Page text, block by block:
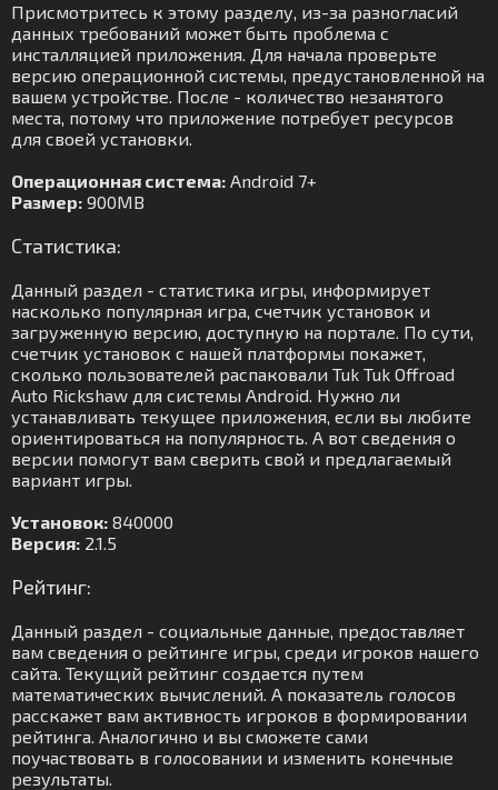
Присмотритесь к этому разделу, из-за разногласий
данных требований может быть проблема с
инсталляцией приложения. Для начала проверьте
версию операционной системы, предустановленной на
вашем устройстве. После - количество незанятого
места, потому что приложение потребует ресурсов
для своей установки.
Операционная система: Android 7+
Размер: 900MB
Статистика:
Данный раздел - статистика игры, информирует
насколько популярная игра, счетчик установок и
загруженную версию, доступную на портале. По сути,
счетчик установок с нашей платформы покажет,
сколько пользователей распаковали Tuk Tuk Offroad
Auto Rickshaw для системы Android. Нужно ли
устанавливать текущее приложения, если вы любите
ориентироваться на популярность. А вот сведения о
версии помогут вам сверить свой и предлагаемый
вариант игры.
Установок: 840000
Версия: 2.1.5
Рейтинг:
Данный раздел - социальные данные, предоставляет
вам сведения о рейтинге игры, среди игроков нашего
сайта. Текущий рейтинг создается путем
математических вычислений. А показатель голосов
расскажет вам активность игроков в формировании
рейтинга. Аналогично и вы сможете сами
поучаствовать в голосовании и изменить конечные
результаты.